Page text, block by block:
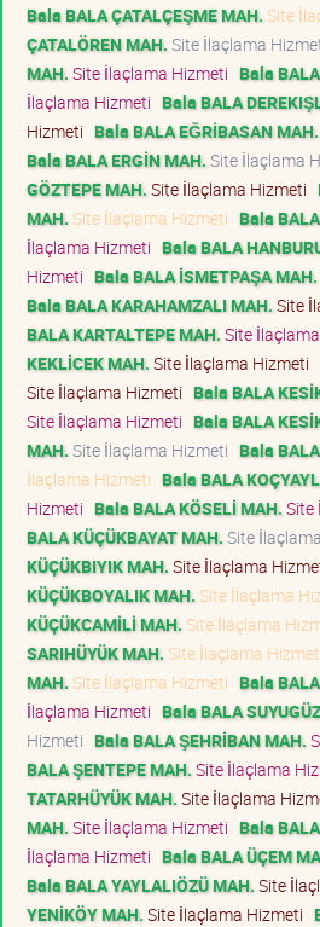
Bala BALA ÇATALÇEŞME MAH. Site
ÇATALÖREN MAH. Site İlaçlama
MAH. Site İlaçlama Hizmeti Bala
İlaçlama Hizmeti Bala BALA
Hizmeti Bala BALA EĞRİBASAN MAH.
Bala BALA ERGİN MAH. Site İlaçlama
GÖZTEPE MAH. Site İlaçlama Hizmeti
MAH. Site İlaçlama Hizmeti Bala
İlaçlama Hizmeti Bala BALA
Hizmeti Bala BALA İSMETPAŞA MAH.
Bala BALA KARAHAMZALI MAH. Site
BALA KARTALTEPE MAH. Site
KEKLİCEK MAH. Site İlaçlama Hizmeti
Site İlaçlama Hizmeti Bala BALA
Site İlaçlama Hizmeti Bala BALA
MAH. Site İlaçlama Hizmeti Bala
İlaçlama Hizmeti Bala BALA
Hizmeti Bala BALA KÖSELİ MAH. Site
BALA KÜÇÜKBAYAT MAH. Site
KÜÇÜKBIYIK MAH. Site İlaçlama
KÜÇÜKBOYALIK MAH. Site İlaçlama
KÜÇÜKCAMİLİ MAH. Site İlaçlama
SARIHÜYÜK MAH. Site İlaçlama
MAH. Site İlaçlama Hizmeti Bala
İlaçlama Hizmeti Bala BALA
Hizmeti Bala BALA ŞEHRİBAN MAH.
BALA ŞENTEPE MAH. Site İlaçlama
TATARHÜYÜK MAH. Site İlaçlama
MAH. Site İlaçlama Hizmeti Bala
İlaçlama Hizmeti Bala BALA ÜÇEM
Bala BALA YAYLALIÖZÜ MAH. Site
YENİKÖY MAH. Site İlaçlama Hizmeti